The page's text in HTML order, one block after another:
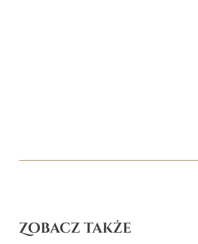
Zobacz także